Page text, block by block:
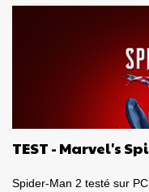
e
TEST - Marvel's
Spider-Man 2 testé sur